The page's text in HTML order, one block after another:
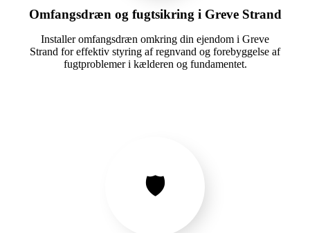
Omfangsdræn og fugtsikring i Greve Strand
Installer omfangsdræn omkring din ejendom i Greve
Strand for effektiv styring af regnvand og forebyggelse af
fugtproblemer i kælderen og fundamentet.
🛡️